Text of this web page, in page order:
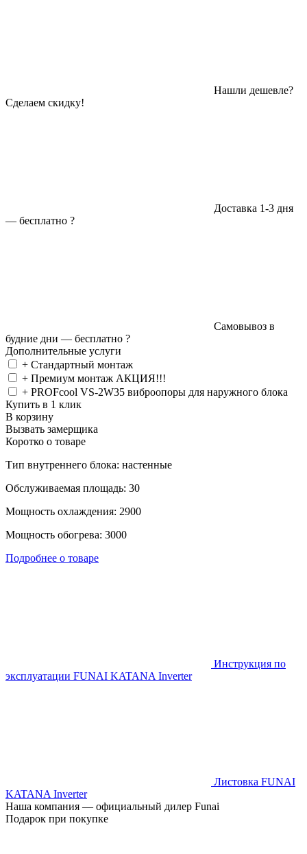
Нашли дешевле?
Сделаем скидку!
Доставка 1-3 дня
— бесплатно ?
Самовывоз в
будние дни — бесплатно ?
Дополнительные услуги
+ Стандартный монтаж
+ Премиум монтаж АКЦИЯ!!!
+ PROFcool VS-2W35 виброопоры для наружного блока
Купить в 1 клик
В корзину
Вызвать замерщика
Коротко о товаре
Тип внутреннего блока: настенные
Обслуживаемая площадь: 30
Мощность охлаждения: 2900
Мощность обогрева: 3000
Подробнее о товаре
Инструкция по
эксплуатации FUNAI KATANA Inverter
Листовка FUNAI
KATANA Inverter
Наша компания — официальный дилер Funai
Подарок при покупке